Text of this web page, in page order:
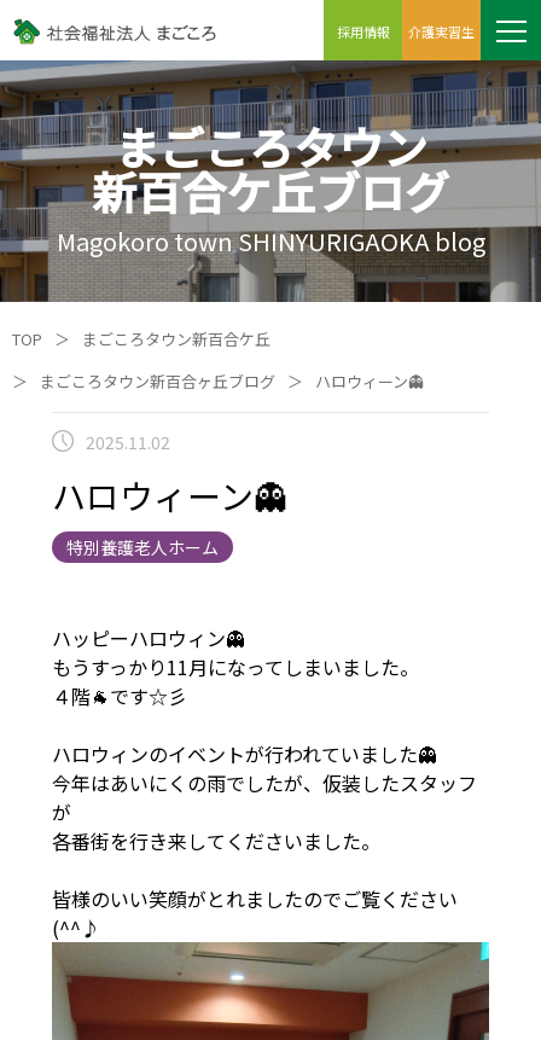
採用情報 介護実習生
まごころタウン
新百合ケ丘ブログ
Magokoro town SHINYURIGAOKA blog
TOP ＞
まごころタウン新百合ケ丘
＞
まごころタウン新百合ヶ丘ブログ ＞ ハロウィーン👻
2025.11.02
ハロウィーン👻
特別養護老人ホーム
ハッピーハロウィン👻
もうすっかり11月になってしまいました。
４階🐐です☆彡
ハロウィンのイベントが行われていました👻
今年はあいにくの雨でしたが、仮装したスタッフ
が
各番街を行き来してくださいました。
皆様のいい笑顔がとれましたのでご覧ください
(^^♪